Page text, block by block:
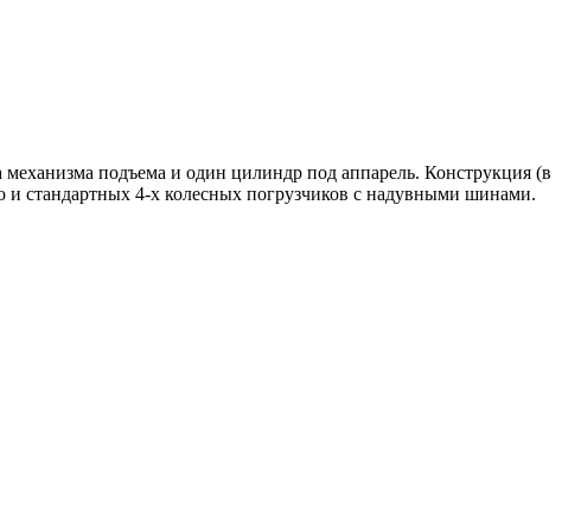
подъема и один цилиндр под аппарель. Конструкция (в
и стандартных 4-х колесных погрузчиков с надувными шинами.